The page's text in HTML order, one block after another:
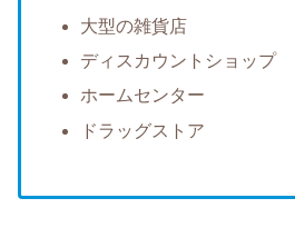
大型の雑貨店
ディスカウントショップ
ホームセンター
ドラッグストア